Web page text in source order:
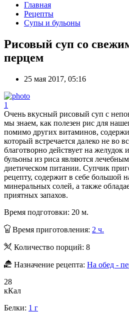
Главная
Рецепты
Супы и бульоны
Рисовый суп со
перцем
25 мая 2017, 05:16
1
Очень вкусный рисовый суп с
мы знаем, как полезен рис для
помимо других витаминов,
который встречается далеко не во
благотворно действует на
бульоны из риса являются
диетическом питании. Супчик
рецепту, содержит в себе большой
минеральных солей, а также
приятных запахов.
Время подготовки: 20 м.
Время приготовления: 2 ч.
Количество порций: 8
Назначение рецепта: На обед -
28
кКал
Белки: 1 г